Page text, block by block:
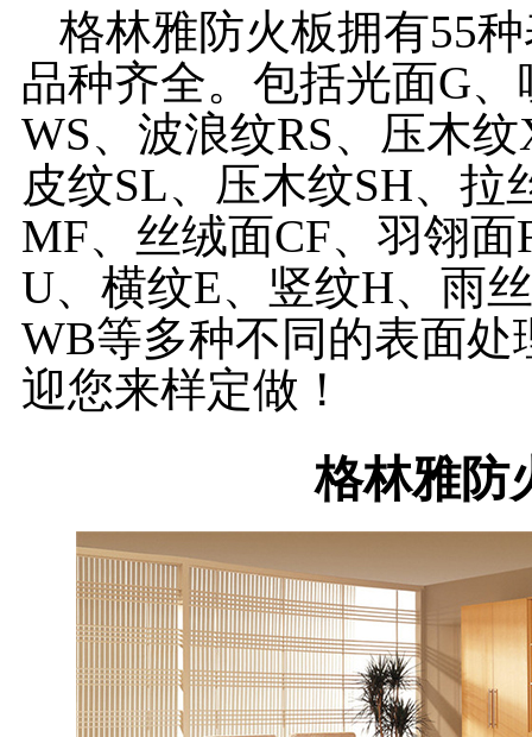
格林雅防火板拥有55
品种齐全。包括光面G
WS、波浪纹RS、压木
皮纹SL、压木纹SH、拉
MF、丝绒面CF、羽翎
U、横纹E、竖纹H、雨
WB等多种不同的表面
迎您来样定做！
格林雅防